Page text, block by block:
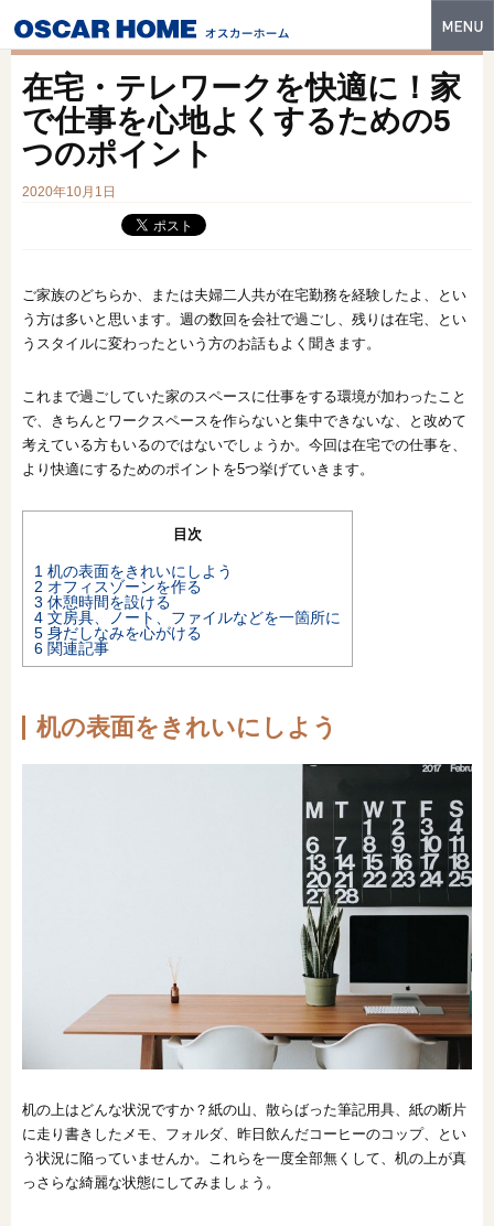
特長
性能・技術
建築実例
フォトギャラリー
販売中の物件
スマートセレクト
土地情報
オンライン相談会
在宅・テレワークを快適に！家
で仕事を心地よくするための5
つのポイント
2020年10月1日
ご家族のどちらか、または夫婦二人共が在宅勤務を経験したよ、とい
う方は多いと思います。週の数回を会社で過ごし、残りは在宅、とい
うスタイルに変わったという方のお話もよく聞きます。
これまで過ごしていた家のスペースに仕事をする環境が加わったこと
で、きちんとワークスペースを作らないと集中できないな、と改めて
考えている方もいるのではないでしょうか。今回は在宅での仕事を、
より快適にするためのポイントを5つ挙げていきます。
目次
1 机の表面をきれいにしよう
2 オフィスゾーンを作る
3 休憩時間を設ける
4 文房具、ノート、ファイルなどを一箇所に
5 身だしなみを心がける
6 関連記事
机の表面をきれいにしよう
机の上はどんな状況ですか？紙の山、散らばった筆記用具、紙の断片
に走り書きしたメモ、フォルダ、昨日飲んだコーヒーのコップ、とい
う状況に陥っていませんか。これらを一度全部無くして、机の上が真
っさらな綺麗な状態にしてみましょう。